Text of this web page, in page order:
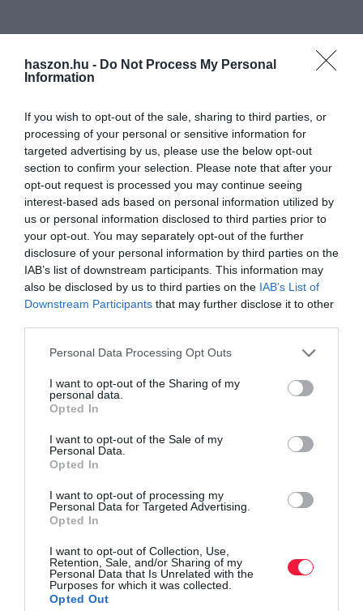
haszon.hu - Do Not Process My Personal
Information
If you wish to opt-out of the sale, sharing to third parties, or
processing of your personal or sensitive information for
targeted advertising by us, please use the below opt-out
section to confirm your selection. Please note that after your
opt-out request is processed you may continue seeing
interest-based ads based on personal information utilized by
us or personal information disclosed to third parties prior to
your opt-out. You may separately opt-out of the further
disclosure of your personal information by third parties on the
IAB’s list of downstream participants. This information may
also be disclosed by us to third parties on the IAB’s List of
Downstream Participants that may further disclose it to other
Please note that this website/app uses one or more Google
not limited to your visit or usage behaviour. You may click to
grant or deny consent to Google and its third-party tags to
use your data for below specified purposes in below Google
consent section.
Personal Data Processing Opt Outs
I want to opt-out of the Sharing of my
personal data.
Opted In
I want to opt-out of the Sale of my
Personal Data.
Opted In
I want to opt-out of processing my
Personal Data for Targeted Advertising.
Opted In
I want to opt-out of Collection, Use,
Retention, Sale, and/or Sharing of my
Personal Data that Is Unrelated with the
Purposes for which it was collected.
Opted Out
ÁRRÉSSTOP
Bevált-e az árrésstop? Itt a válasz!
Az élelmiszerek átlagos árszintje idén április óta lassan, de
szinten több mint egy százalékkal csökkent. A drágulás azonban
továbbra…